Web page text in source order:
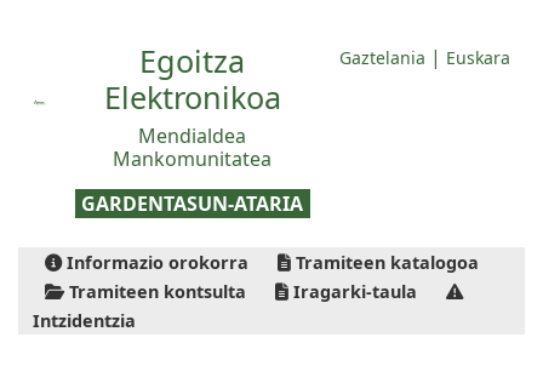
Egoitza
Elektronikoa
Mendialdea
Mankomunitatea
GARDENTASUN-ATARIA
Gaztelania | Euskara
Informazio orokorra
Tramiteen katalogoa
Tramiteen kontsulta
Iragarki-taula
Intzidentzia